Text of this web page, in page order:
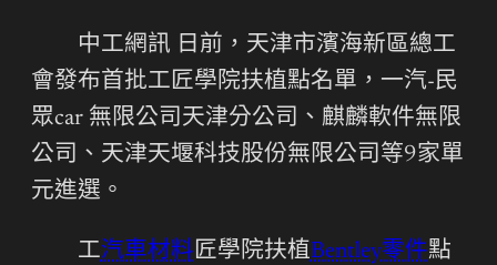
中工網訊 日前， 天津市濱海新區總工
會發布首批工匠學院扶植點名單，一汽-民
眾car 無限公司天津分公司、麒麟軟件無限
公司、天津天堰科技股份無限公司等9家單
元進選。
工汽車材料匠學院扶植Bentley零件點